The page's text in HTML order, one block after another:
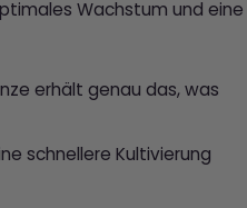
Wachstum und eine
erhält genau das, was
schnellere Kultivierung